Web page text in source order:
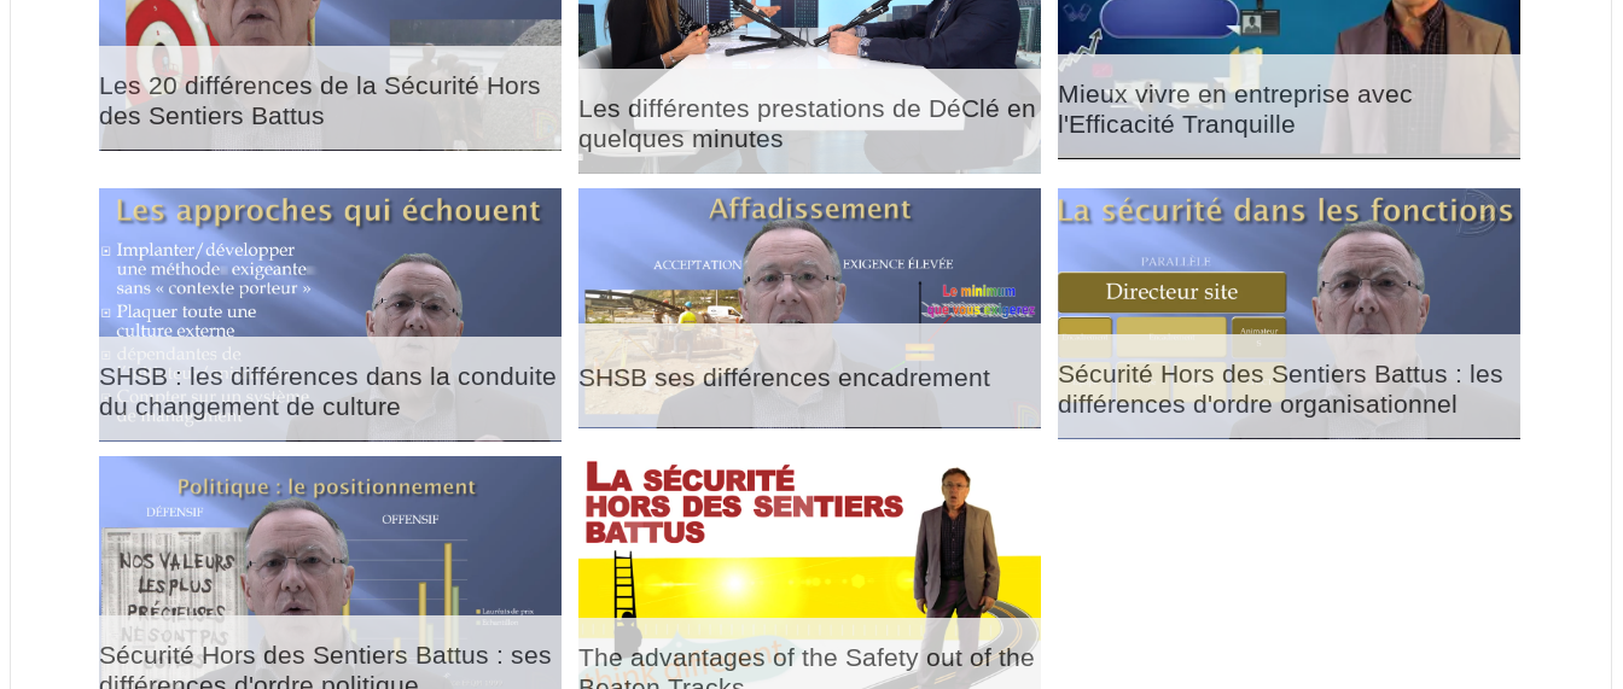
Les 20 différences de la Sécurité Hors
des Sentiers Battus
Les différentes prestations de DéClé en
quelques minutes
Mieux vivre en entreprise avec
l'Efficacité Tranquille
SHSB : les différences dans la conduite
du changement de culture
SHSB ses différences encadrement
Sécurité Hors des Sentiers Battus : les
différences d'ordre organisationnel
Sécurité Hors des Sentiers Battus : ses
The advantages of the Safety out of the